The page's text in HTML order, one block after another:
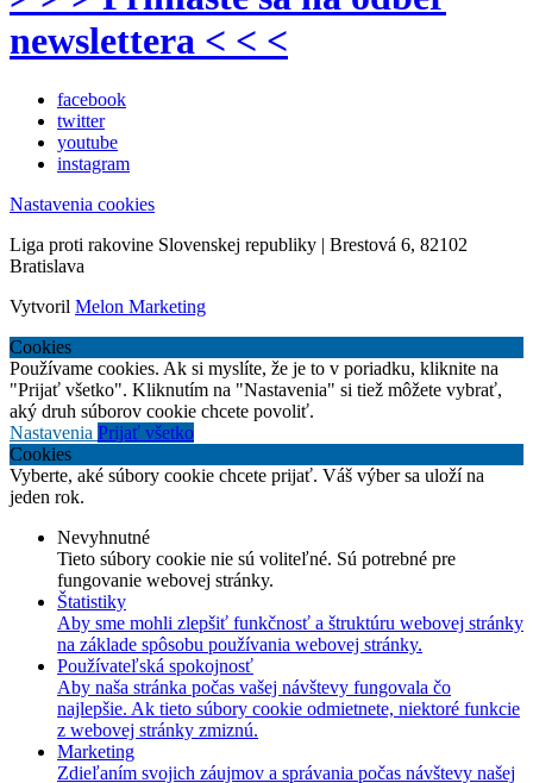
newslettera < < <
facebook
twitter
youtube
instagram
Nastavenia cookies
Liga proti rakovine Slovenskej republiky | Brestová 6, 82102
Bratislava
Vytvoril Melon Marketing
Cookies
Používame cookies. Ak si myslíte, že je to v poriadku, kliknite na
"Prijať všetko". Kliknutím na "Nastavenia" si tiež môžete vybrať,
aký druh súborov cookie chcete povoliť.
Nastavenia Prijať všetko
Cookies
Vyberte, aké súbory cookie chcete prijať. Váš výber sa uloží na
jeden rok.
Nevyhnutné
Tieto súbory cookie nie sú voliteľné. Sú potrebné pre
fungovanie webovej stránky.
Štatistiky
Aby sme mohli zlepšiť funkčnosť a štruktúru webovej stránky
na základe spôsobu používania webovej stránky.
Používateľská spokojnosť
Aby naša stránka počas vašej návštevy fungovala čo
najlepšie. Ak tieto súbory cookie odmietnete, niektoré funkcie
z webovej stránky zmiznú.
Marketing
Zdieľaním svojich záujmov a správania počas návštevy našej